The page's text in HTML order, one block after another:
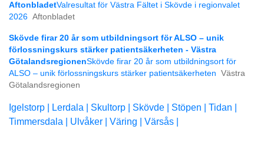
AftonbladetValresultat för Västra Fältet i Skövde i regionvalet
2026 Aftonbladet
Skövde firar 20 år som utbildningsort för ALSO – unik
förlossningskurs stärker patientsäkerheten - Västra
GötalandsregionenSkövde firar 20 år som utbildningsort för
ALSO – unik förlossningskurs stärker patientsäkerheten Västra
Götalandsregionen
Igelstorp | Lerdala | Skultorp | Skövde | Stöpen | Tidan |
Timmersdala | Ulvåker | Väring | Värsås |